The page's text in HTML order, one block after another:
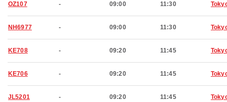
OZ107 - 09:00 11:30
NH6977 - 09:00 11:30
KE708 - 09:20 11:45
KE706 - 09:20 11:45
JL5201 - 09:20 11:45